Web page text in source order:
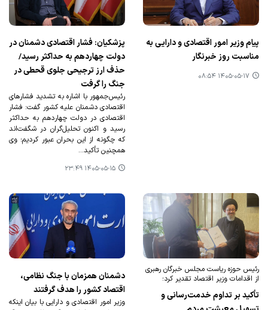
پیام وزیر امور اقتصادی و دارایی به
مناسبت روز خبرنگار
۱۴۰۵-۰۵-۱۷ ۰۸:۵۴
پزشکیان: فشار اقتصادی دشمنان در
دولت چهاردهم به حداکثر رسید/
حذف ارز ترجیحی جلوی قحطی در
جنگ را گرفت
رئیس‌جمهور با اشاره به تشدید فشارهای
اقتصادی دشمنان علیه کشور گفت: فشار
اقتصادی در دولت چهاردهم به حداکثر
رسید و اکنون تحلیل‌گران در شگفت‌اند
که چگونه از این بحران عبور کردیم؛ وی
همچنین تأکید…
۱۴۰۵-۰۵-۱۵ ۲۳:۴۹
رئیس حوزه ریاست مجلس خبرگان رهبری
از اقدامات وزیر اقتصاد تقدیر کرد؛
تأکید بر تداوم خدمت‌رسانی و
دشمنان همزمان با جنگ نظامی،
اقتصاد کشور را هدف گرفتند
وزیر امور اقتصادی و دارایی با بیان اینکه